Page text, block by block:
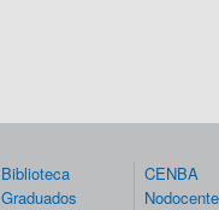
Biblioteca
Graduados
CENBA